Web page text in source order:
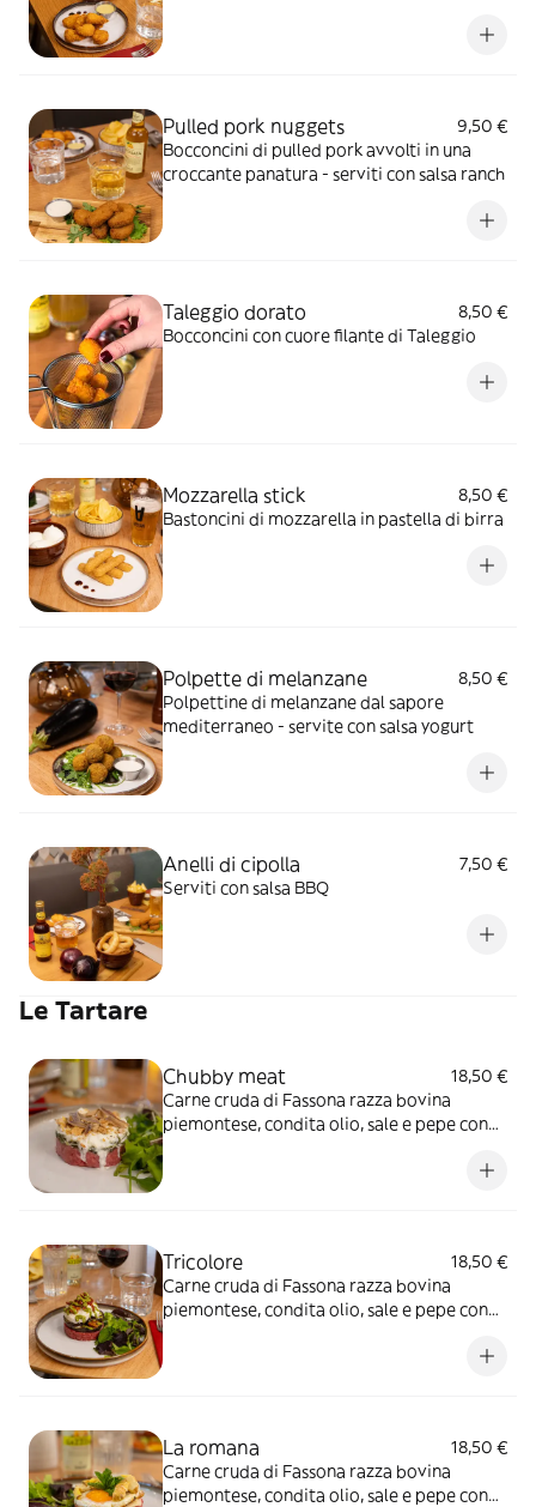
Pulled pork nuggets
9,50 €
Bocconcini di pulled pork avvolti in una
croccante panatura - serviti con salsa ranch
Taleggio dorato
8,50 €
Bocconcini con cuore filante di Taleggio
Mozzarella stick
8,50 €
Bastoncini di mozzarella in pastella di birra
Polpette di melanzane
8,50 €
Polpettine di melanzane dal sapore
mediterraneo - servite con salsa yogurt
Anelli di cipolla
7,50 €
Serviti con salsa BBQ
Le Tartare
Chubby meat
18,50 €
Carne cruda di Fassona razza bovina
piemontese, condita olio, sale e pepe con
stracciatella, filetti di acciughe e briciole di
Tricolore
18,50 €
Carne cruda di Fassona razza bovina
piemontese, condita olio, sale e pepe con
La romana
18,50 €
Carne cruda di Fassona razza bovina
piemontese, condita olio, sale e pepe con